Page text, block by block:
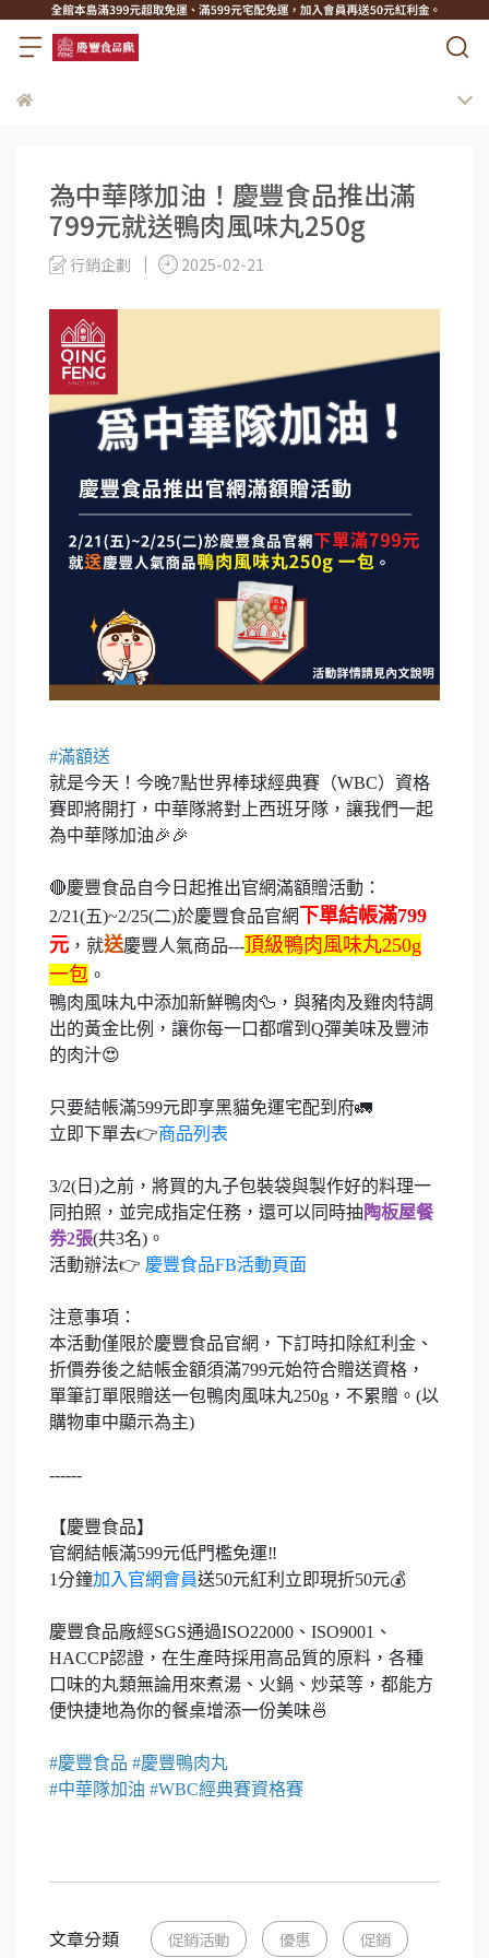
為中華隊加油！慶豐食品推出滿
799元就送鴨肉風味丸250g
行銷企劃 2025-02-21
#滿額送
就是今天！今晚7點世界棒球經典賽（WBC）資格
賽即將開打，中華隊將對上西班牙隊，讓我們一起
為中華隊加油🎉🎉
🔴慶豐食品自今日起推出官網滿額贈活動：
2/21(五)~2/25(二)於慶豐食品官網下單結帳滿799
元 ，就送慶豐人氣商品---頂級鴨肉風味丸250g
一包 。
鴨肉風味丸中添加新鮮鴨肉🦆，與豬肉及雞肉特調
出的黃金比例，讓你每一口都嚐到Q彈美味及豐沛
的肉汁😍
只要結帳滿599元即享黑貓免運宅配到府🚛
立即下單去👉商品列表
3/2(日)之前，將買的丸子包裝袋與製作好的料理一
同拍照，並完成指定任務，還可以同時抽 陶板屋餐
券2張(共3名)。
活動辦法👉 慶豐食品FB活動頁面
注意事項：
本活動僅限於慶豐食品官網，下訂時扣除紅利金、
折價券後之結帳金額須滿799元始符合贈送資格，
單筆訂單限贈送一包鴨肉風味丸250g，不累贈。(以
購物車中顯示為主)
------
【慶豐食品】
官網結帳滿599元低門檻免運‼️
1分鐘加入官網會員送50元紅利立即現折50元💰
慶豐食品廠經SGS通過ISO22000、ISO9001、
HACCP認證，在生產時採用高品質的原料，各種
口味的丸類無論用來煮湯、火鍋、炒菜等，都能方
便快捷地為你的餐桌增添一份美味🍜
#慶豐食品 #慶豐鴨肉丸
#中華隊加油 #WBC經典賽資格賽
文章分類 促銷活動 優惠 促銷